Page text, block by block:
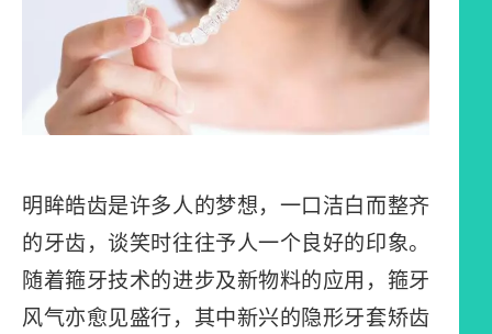
明眸皓齿是许多人的梦想，一口洁白而整齐
的牙齿，谈笑时往往予人一个良好的印象。
随着箍牙技术的进步及新物料的应用，箍牙
风气亦愈见盛行，其中新兴的隐形牙套矫齿